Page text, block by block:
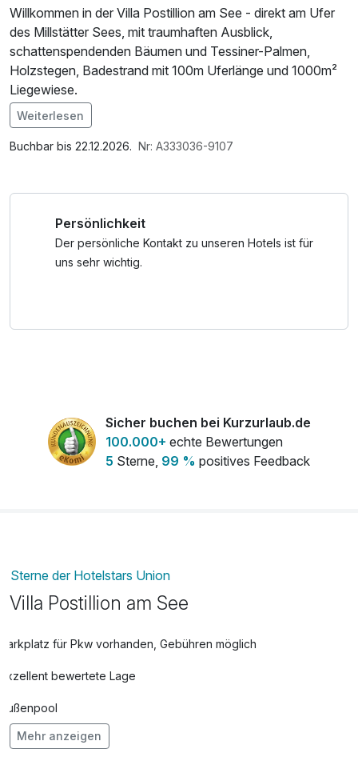
Willkommen in der Villa Postillion am See - direkt am Ufer
des Millstätter Sees, mit traumhaften Ausblick,
schattenspendenden Bäumen und Tessiner-Palmen,
Holzstegen, Badestrand mit 100m Uferlänge und 1000m²
Liegewiese.
Im Angebot enthalten
Saunabenutzung, Saunatuch, Parkplatz, Nutzung des
Weiterlesen
Buchbar bis 22.12.2026. Nr: A333036-9107
Persönlichkeit
Der persönliche Kontakt zu unseren Hotels ist für
uns sehr wichtig.
Sicher buchen bei Kurzurlaub.de
100.000+ echte Bewertungen
5 Sterne, 99 % positives Feedback
Sterne der Hotelstars Union
Villa Postillion am See
Parkplatz für Pkw vorhanden, Gebühren möglich
Exzellent bewertete Lage
Außenpool
Vielseitiger Wellnessbereich
Mehr anzeigen